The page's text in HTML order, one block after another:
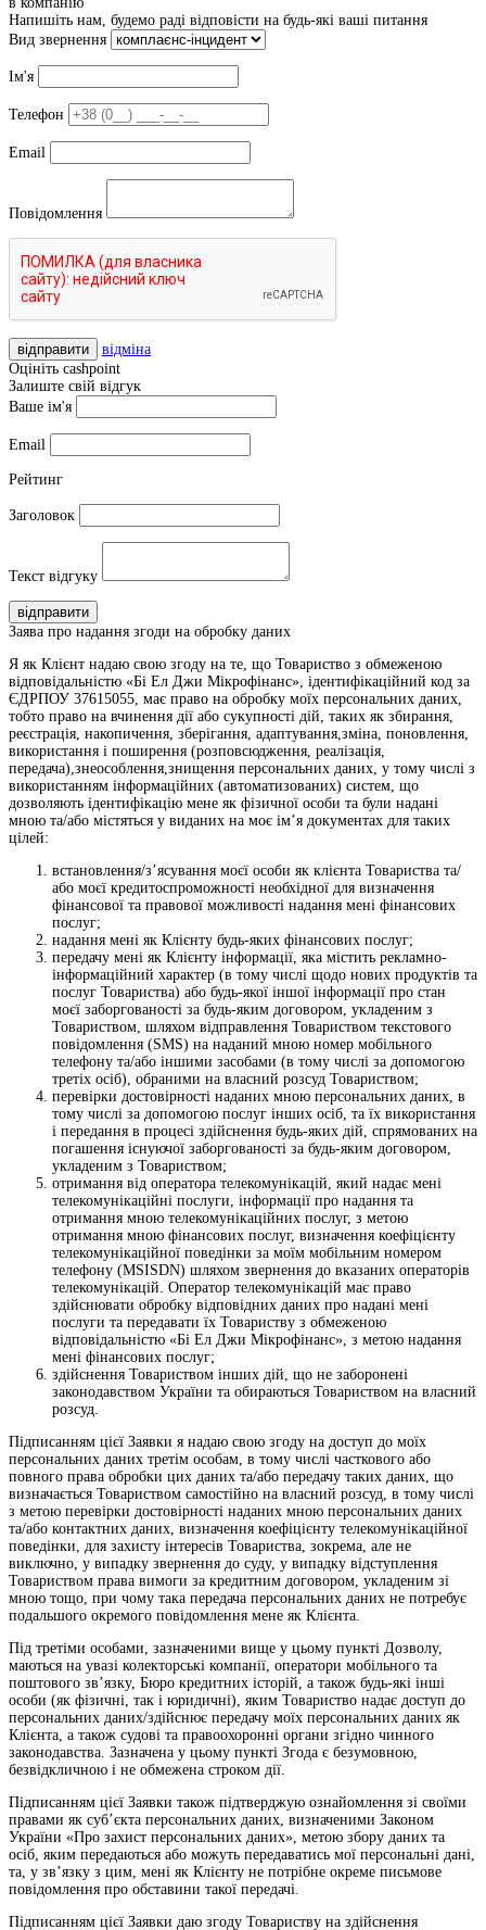
Напишіть нам, будемо раді відповісти на будь-які ваші питання
Вид звернення
Ім'я
Телефон
Email
Повідомлення
відправити
відміна
Оцініть cashpoint
Залиште свій відгук
Ваше ім'я
Email
Рейтинг
Заголовок
Текст відгуку
відправити
Заява про надання згоди на обробку даних
Я як Клієнт надаю свою згоду на те, що Товариство з обмеженою
відповідальністю «Бі Ел Джи Мікрофінанс», ідентифікаційний код за
ЄДРПОУ 37615055, має право на обробку моїх персональних даних,
тобто право на вчинення дії або сукупності дій, таких як збирання,
реєстрація, накопичення, зберігання, адаптування,зміна, поновлення,
використання і поширення (розповсюдження, реалізація,
передача),знеособлення,знищення персональних даних, у тому числі з
використанням інформаційних (автоматизованих) систем, що
дозволяють ідентифікацію мене як фізичної особи та були надані
мною та/або містяться у виданих на моє ім’я документах для таких
цілей:
встановлення/з’ясування моєї особи як клієнта Товариства та/
або моєї кредитоспроможності необхідної для визначення
фінансової та правової можливості надання мені фінансових
послуг;
надання мені як Клієнту будь-яких фінансових послуг;
передачу мені як Клієнту інформації, яка містить рекламно-
інформаційний характер (в тому числі щодо нових продуктів та
послуг Товариства) або будь-якої іншої інформації про стан
моєї заборгованості за будь-яким договором, укладеним з
Товариством, шляхом відправлення Товариством текстового
повідомлення (SMS) на наданий мною номер мобільного
телефону та/або іншими засобами (в тому числі за допомогою
третіх осіб), обраними на власний розсуд Товариством;
перевірки достовірності наданих мною персональних даних, в
тому числі за допомогою послуг інших осіб, та їх використання
і передання в процесі здійснення будь-яких дій, спрямованих на
погашення існуючої заборгованості за будь-яким договором,
укладеним з Товариством;
отримання від оператора телекомунікацій, який надає мені
телекомунікаційні послуги, інформації про надання та
отримання мною телекомунікаційних послуг, з метою
отримання мною фінансових послуг, визначення коефіцієнту
телекомунікаційної поведінки за моїм мобільним номером
телефону (MSISDN) шляхом звернення до вказаних операторів
телекомунікацій. Оператор телекомунікацій має право
здійснювати обробку відповідних даних про надані мені
послуги та передавати їх Товариству з обмеженою
відповідальністю «Бі Ел Джи Мікрофінанс», з метою надання
мені фінансових послуг;
здійснення Товариством інших дій, що не заборонені
законодавством України та обираються Товариством на власний
розсуд.
Підписанням цієї Заявки я надаю свою згоду на доступ до моїх
персональних даних третім особам, в тому числі часткового або
повного права обробки цих даних та/або передачу таких даних, що
визначається Товариством самостійно на власний розсуд, в тому числі
з метою перевірки достовірності наданих мною персональних даних
та/або контактних даних, визначення коефіцієнту телекомунікаційної
поведінки, для захисту інтересів Товариства, зокрема, але не
виключно, у випадку звернення до суду, у випадку відступлення
Товариством права вимоги за кредитним договором, укладеним зі
мною тощо, при чому така передача персональних даних не потребує
подальшого окремого повідомлення мене як Клієнта.
Під третіми особами, зазначеними вище у цьому пункті Дозволу,
маються на увазі колекторські компанії, оператори мобільного та
поштового зв’язку, Бюро кредитних історій, а також будь-які інші
особи (як фізичні, так і юридичні), яким Товариство надає доступ до
персональних даних/здійснює передачу моїх персональних даних як
Клієнта, а також судові та правоохоронні органи згідно чинного
законодавства. Зазначена у цьому пункті Згода є безумовною,
безвідкличною і не обмежена строком дії.
Підписанням цієї Заявки також підтверджую ознайомлення зі своїми
правами як суб’єкта персональних даних, визначеними Законом
України «Про захист персональних даних», метою збору даних та
осіб, яким передаються або можуть передаватись мої персональні дані,
та, у зв’язку з цим, мені як Клієнту не потрібне окреме письмове
повідомлення про обставини такої передачі.
Підписанням цієї Заявки даю згоду Товариству на здійснення